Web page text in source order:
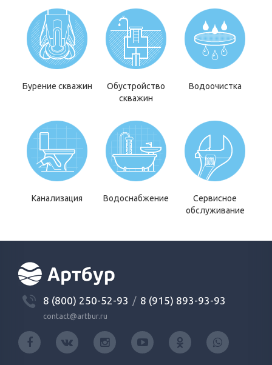
Бурение скважин
Обустройство
скважин
Водоочистка
Канализация Водоснабжение
Сервисное
обслуживание
8 (800) 250-52-93 / 8 (915) 893-93-93
contact@artbur.ru